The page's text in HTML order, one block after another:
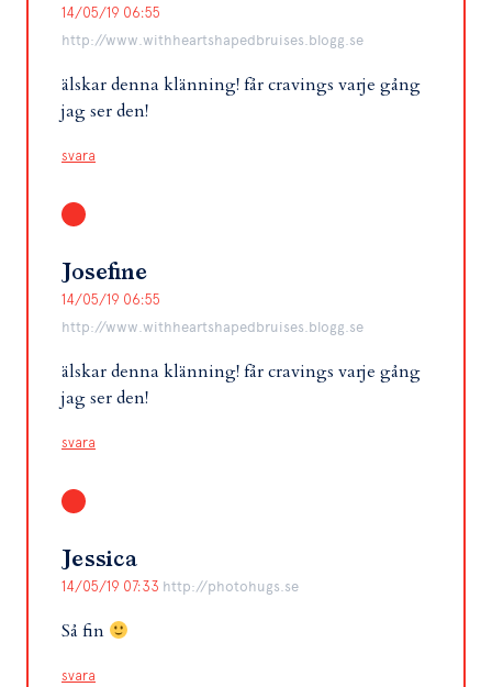
14/05/19 06:55
http://www.withheartshapedbruises.blogg.se
älskar denna klänning! får cravings varje gång
jag ser den!
svara
Josefine
14/05/19 06:55
http://www.withheartshapedbruises.blogg.se
älskar denna klänning! får cravings varje gång
jag ser den!
svara
Jessica
14/05/19 07:33 http://photohugs.se
Så fin
svara